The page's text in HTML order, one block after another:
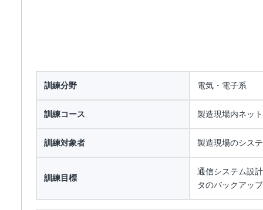
訓練分野 電気・電子系
訓練コース 製造現場内ネッ
訓練対象者 製造現場のシス
訓練目標
通信システム設
タのバックアッ